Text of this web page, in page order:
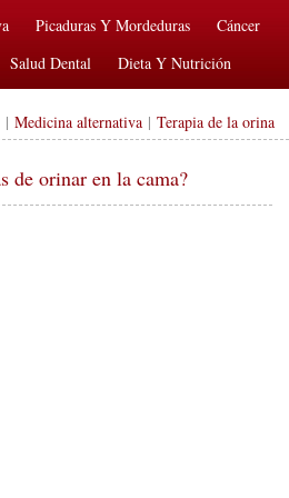
Picaduras Y Mordeduras
Cáncer
Salud Dental
Dieta Y Nutrición
Cirugías Y Procedimientos Salud
Medicina alternativa | Terapia de la orina
de orinar en la cama?